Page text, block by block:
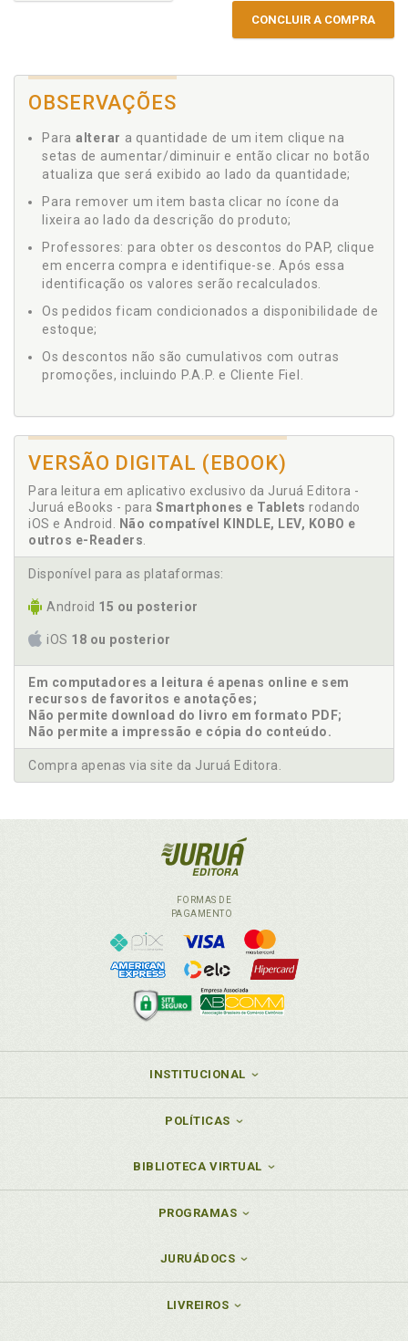
CONCLUIR A COMPRA
OBSERVAÇÕES
Para alterar a quantidade de um item clique na
setas de aumentar/diminuir e então clicar no botão
atualiza que será exibido ao lado da quantidade;
Para remover um item basta clicar no ícone da
lixeira ao lado da descrição do produto;
Professores: para obter os descontos do PAP, clique
em encerra compra e identifique-se. Após essa
identificação os valores serão recalculados.
Os pedidos ficam condicionados a disponibilidade de
estoque;
Os descontos não são cumulativos com outras
promoções, incluindo P.A.P. e Cliente Fiel.
VERSÃO DIGITAL (EBOOK)
Para leitura em aplicativo exclusivo da Juruá Editora -
Juruá eBooks - para Smartphones e Tablets rodando
iOS e Android.
Não compatível KINDLE, LEV, KOBO e
outros e-Readers
Disponível para as plataformas:
Android 15 ou posterior
iOS 18 ou posterior
Em computadores a leitura é apenas online e sem
recursos de favoritos e anotações;
Não permite download do livro em formato PDF;
Não permite a impressão e cópia do conteúdo.
Compra apenas via site da Juruá Editora.
FORMAS DE
PAGAMENTO
INSTITUCIONAL
POLÍTICAS
BIBLIOTECA VIRTUAL
PROGRAMAS
JURUÁDOCS
LIVREIROS